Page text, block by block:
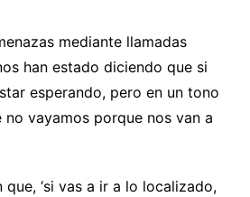
mediante llamadas
han estado diciendo que si
esperando, pero en un tono
no vayamos porque nos van a
que, ‘si vas a ir a lo localizado,